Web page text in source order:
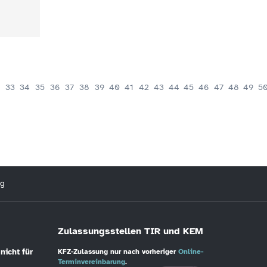
33 34 35 36 37 38 39 40 41 42 43 44 45 46 47 48 49
für
Zulassungsstellen TIR und KEM
KFZ-Zulassung nur nach vorheriger Online-
Terminvereinbarung.